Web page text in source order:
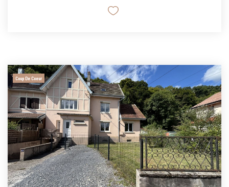
Coup De Coeur